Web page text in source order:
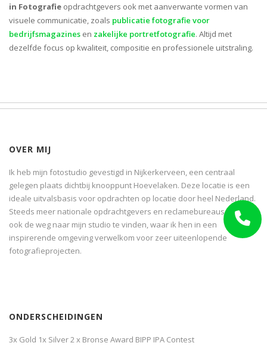
in Fotografie opdrachtgevers ook met aanverwante vormen van
visuele communicatie, zoals publicatie fotografie voor
bedrijfsmagazines en zakelijke portretfotografie. Altijd met
dezelfde focus op kwaliteit, compositie en professionele uitstraling.
OVER MIJ
Ik heb mijn fotostudio gevestigd in Nijkerkerveen, een centraal
gelegen plaats dichtbij knooppunt Hoevelaken. Deze locatie is een
ideale uitvalsbasis voor opdrachten op locatie door heel Nederland.
Steeds meer nationale opdrachtgevers en reclamebureaus weten
ook de weg naar mijn studio te vinden, waar ik hen in een
inspirerende omgeving verwelkom voor zeer uiteenlopende
fotografieprojecten.
ONDERSCHEIDINGEN
3x Gold 1x Silver 2 x Bronse Award BIPP IPA Contest